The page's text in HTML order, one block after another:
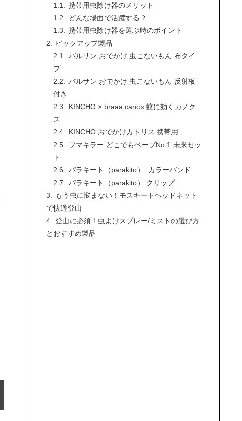
携帯用虫除け器のメリット
どんな場面で活躍する？
携帯用虫除け器を選ぶ時のポイント
ピックアップ製品
バルサン おでかけ 虫こないもん 布タイ
プ
バルサン おでかけ 虫こないもん 反射板
付き
KINCHO × braaa canox 蚊に効くカノク
ス
KINCHO おでかけカトリス 携帯用
フマキラー どこでもベープNo.1 未来セッ
ト
パラキート（parakito） カラーバンド
パラキート（parakito） クリップ
もう虫に悩まない！モスキートヘッドネット
で快適登山
登山に必須！虫よけスプレー/ミストの選び方
とおすすめ製品